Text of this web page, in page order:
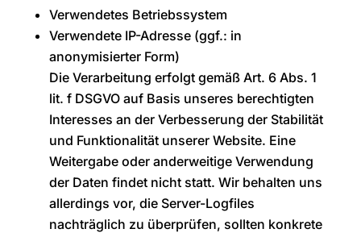
Verwendetes Betriebssystem
Verwendete IP-Adresse (ggf.: in
anonymisierter Form)
Die Verarbeitung erfolgt gemäß Art. 6 Abs. 1
lit. f DSGVO auf Basis unseres berechtigten
Interesses an der Verbesserung der Stabilität
und Funktionalität unserer Website. Eine
Weitergabe oder anderweitige Verwendung
der Daten findet nicht statt. Wir behalten uns
allerdings vor, die Server-Logfiles
nachträglich zu überprüfen, sollten konkrete